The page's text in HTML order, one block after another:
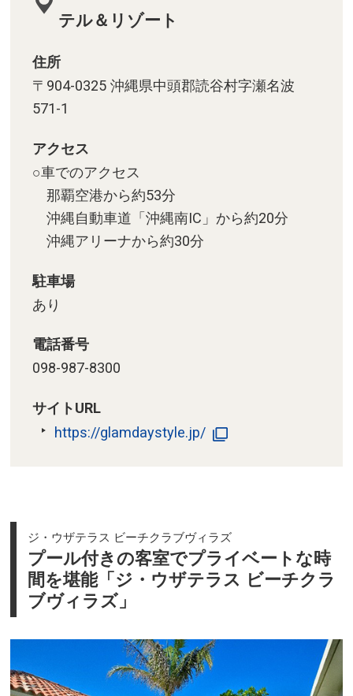
テル＆リゾート
住所
〒904-0325 沖縄県中頭郡読谷村字瀬名波
571-1
アクセス
○車でのアクセス
那覇空港から約53分
沖縄自動車道「沖縄南IC」から約20分
沖縄アリーナから約30分
駐車場
あり
電話番号
098-987-8300
サイトURL
https://glamdaystyle.jp/
ジ・ウザテラス ビーチクラブヴィラズ
プール付きの客室でプライベートな時
間を堪能「ジ・ウザテラス ビーチクラ
ブヴィラズ」